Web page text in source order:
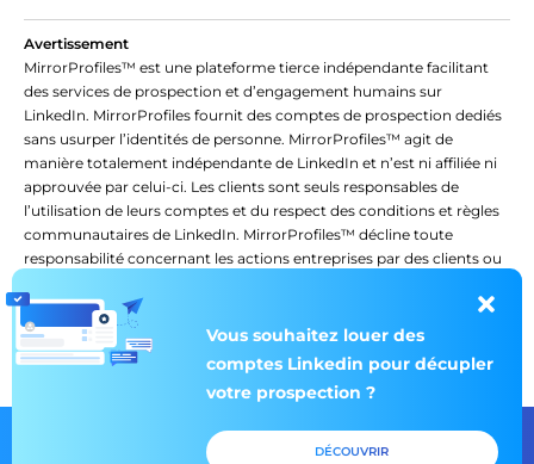
Avertissement
MirrorProfiles™ est une plateforme tierce indépendante facilitant
des services de prospection et d’engagement humains sur
LinkedIn. MirrorProfiles fournit des comptes de prospection dediés
sans usurper l’identités de personne. MirrorProfiles™ agit de
manière totalement indépendante de LinkedIn et n’est ni affiliée ni
approuvée par celui-ci. Les clients sont seuls responsables de
l’utilisation de leurs comptes et du respect des conditions et règles
communautaires de LinkedIn. MirrorProfiles™ décline toute
responsabilité concernant les actions entreprises par des clients ou
de la plateforme. L’utilisation de notre plateforme vaut acceptation
de ces conditions.
© 2026 Mirror Profiles. All rights
Paramètres des
Vous souhaitez louer des
comptes Linkedin pour décupler
votre prospection ?
DÉCOUVRIR